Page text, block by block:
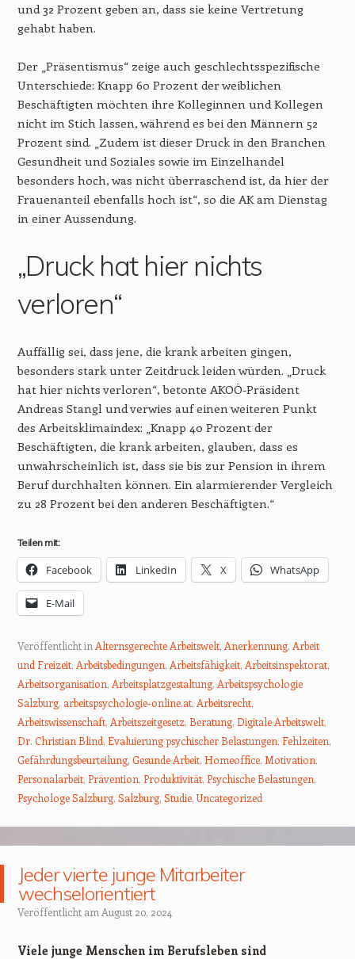
und 32 Prozent geben an, dass sie keine Vertretung
gehabt haben.
Der „Präsentismus“ zeige auch geschlechtsspezifische
Unterschiede: Knapp 60 Prozent der weiblichen
Beschäftigten möchten ihre Kolleginnen und Kollegen
nicht im Stich lassen, während es bei den Männern 52
Prozent sind. „Zudem ist dieser Druck in den Branchen
Gesundheit und Soziales sowie im Einzelhandel
besonders hoch, was nicht überraschend ist, da hier der
Frauenanteil ebenfalls hoch ist“, so die AK am Dienstag
in einer Aussendung.
„Druck hat hier nichts
verloren“
Auffällig sei, dass jene, die krank arbeiten gingen,
besonders stark unter Zeitdruck leiden würden. „Druck
hat hier nichts verloren“, betonte AKOÖ-Präsident
Andreas Stangl und verwies auf einen weiteren Punkt
des Arbeitsklimaindex: „Knapp 40 Prozent der
Beschäftigten, die krank arbeiten, glauben, dass es
unwahrscheinlich ist, dass sie bis zur Pension in ihrem
Beruf durchhalten können. Ein alarmierender Vergleich
zu 28 Prozent bei den anderen Beschäftigten.“
Teilen mit:
Facebook LinkedIn X WhatsApp
E-Mail
Veröffentlicht in Alternsgerechte Arbeitswelt, Anerkennung, Arbeit
und Freizeit, Arbeitsbedingungen, Arbeitsfähigkeit, Arbeitsinspektorat,
Arbeitsorganisation, Arbeitsplatzgestaltung, Arbeitspsychologie
Salzburg, arbeitspsychologie-online.at, Arbeitsrecht,
Arbeitswissenschaft, Arbeitszeitgesetz, Beratung, Digitale Arbeitswelt,
Dr. Christian Blind, Evaluierung psychischer Belastungen, Fehlzeiten,
Gefährdungsbeurteilung, Gesunde Arbeit, Homeoffice, Motivation,
Personalarbeit, Prävention, Produktivität, Psychische Belastungen,
Psychologe Salzburg, Salzburg, Studie,Uncategorized
Jeder vierte junge Mitarbeiter
wechselorientiert
Veröffentlicht am August 20, 2024
Viele junge Menschen im Berufsleben sind